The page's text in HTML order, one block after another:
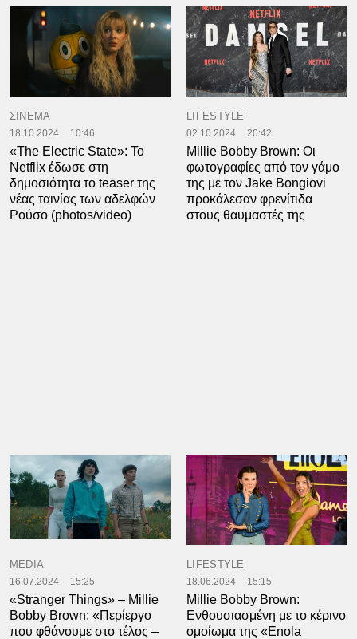
ΣΙΝΕΜΑ
18.10.2024 10:46
«The Electric State»: Το
Netflix έδωσε στη
δημοσιότητα το teaser της
νέας ταινίας των αδελφών
Ρούσο (photos/video)
LIFESTYLE
02.10.2024 20:42
Millie Bobby Brown: Οι
φωτογραφίες από τον γάμο
της με τον Jake Bongiovi
προκάλεσαν φρενίτιδα
στους θαυμαστές της
MEDIA
16.07.2024 15:25
«Stranger Things» – Millie
Bobby Brown: «Περίεργο
που φθάνουμε στο τέλος –
LIFESTYLE
18.06.2024 15:15
Millie Bobby Brown:
Ενθουσιασμένη με το κέρινο
ομοίωμα της «Enola